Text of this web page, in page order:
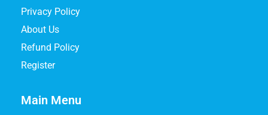
Privacy Policy
About Us
Refund Policy
Register
Main Menu